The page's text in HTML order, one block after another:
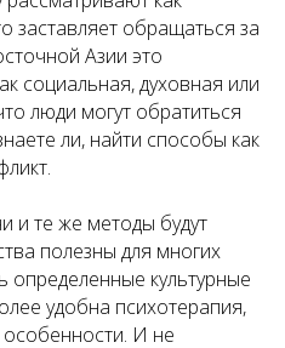
заставляет обращаться за
Азии это
социальная, духовная или
люди могут обратиться
ли, найти способы как
и те же методы будут
полезны для многих
определенные культурные
удобна психотерапия,
И не